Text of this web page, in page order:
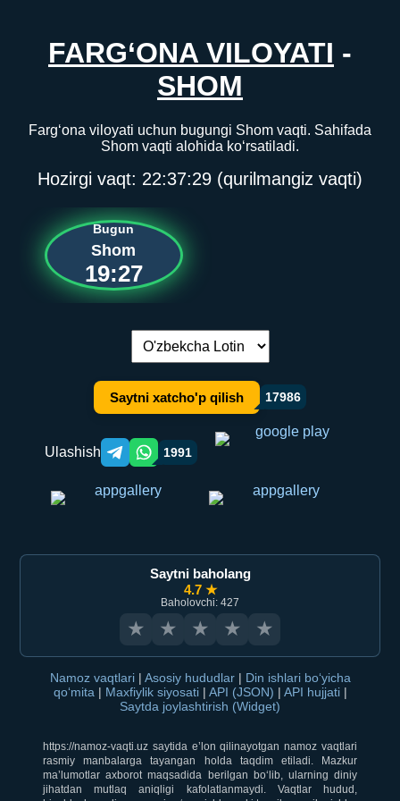
FARG‘ONA VILOYATI -
SHOM
Farg‘ona viloyati uchun bugungi Shom vaqti. Sahifada
Shom vaqti alohida ko‘rsatiladi.
Hozirgi vaqt: 22:37:29 (qurilmangiz vaqti)
Bugun
Shom
19:27
Tilni almashtirish:
Saytni xatcho'p qilish 17986
Ulashish Telegram orqali ulashish
WhatsApp orqali ulashish
1991
Saytni baholang
4.7 ★
Baholovchi: 427
★ ★ ★ ★ ★
Namoz vaqtlari | Asosiy hududlar | Din ishlari bo‘yicha
qo‘mita | Maxfiylik siyosati | API (JSON) | API hujjati |
Saytda joylashtirish (Widget)
https://namoz-vaqti.uz saytida e’lon qilinayotgan namoz vaqtlari
rasmiy manbalarga tayangan holda taqdim etiladi. Mazkur
ma’lumotlar axborot maqsadida berilgan bo‘lib, ularning diniy
jihatdan mutlaq aniqligi kafolatlanmaydi. Vaqtlar hudud,